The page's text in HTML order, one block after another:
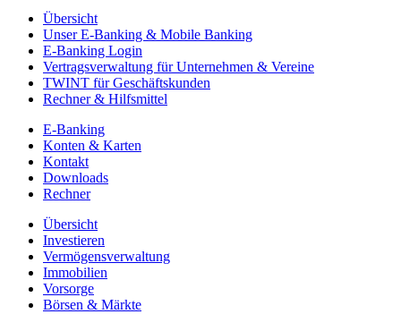
Übersicht
Unser E-Banking & Mobile Banking
E-Banking Login
Vertragsverwaltung für Unternehmen & Vereine
TWINT für Geschäftskunden
Rechner & Hilfsmittel
E-Banking
Konten & Karten
Kontakt
Downloads
Rechner
Übersicht
Investieren
Vermögensverwaltung
Immobilien
Vorsorge
Börsen & Märkte